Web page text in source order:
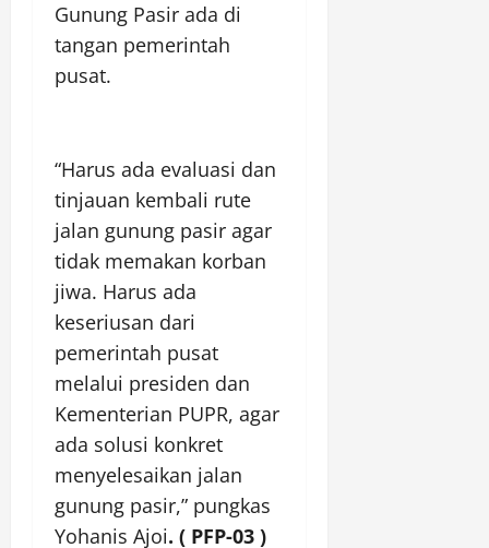
Gunung Pasir ada di
tangan pemerintah
pusat.
“Harus ada evaluasi dan
tinjauan kembali rute
jalan gunung pasir agar
tidak memakan korban
jiwa. Harus ada
keseriusan dari
pemerintah pusat
melalui presiden dan
Kementerian PUPR, agar
ada solusi konkret
menyelesaikan jalan
gunung pasir,” pungkas
Yohanis Ajoi. ( PFP-03 )